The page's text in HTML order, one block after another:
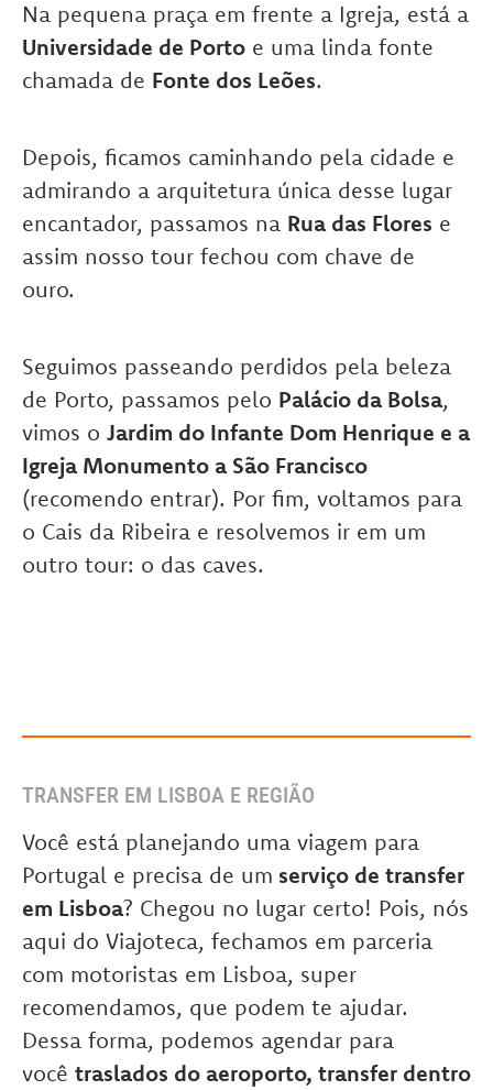
Na pequena praça em frente a Igreja, está a
Universidade de Porto e uma linda fonte
chamada de Fonte dos Leões.
Depois, ficamos caminhando pela cidade e
admirando a arquitetura única desse lugar
encantador, passamos na Rua das Flores e
assim nosso tour fechou com chave de
ouro.
Seguimos passeando perdidos pela beleza
de Porto, passamos pelo Palácio da Bolsa,
vimos o Jardim do Infante Dom Henrique e a
Igreja Monumento a São Francisco
(recomendo entrar). Por fim, voltamos para
o Cais da Ribeira e resolvemos ir em um
outro tour: o das caves.
TRANSFER EM LISBOA E REGIÃO
Você está planejando uma viagem para
Portugal e precisa de um serviço de transfer
em Lisboa? Chegou no lugar certo! Pois, nós
aqui do Viajoteca, fechamos em parceria
com motoristas em Lisboa, super
recomendamos, que podem te ajudar.
Dessa forma, podemos agendar para
você traslados do aeroporto, transfer dentro